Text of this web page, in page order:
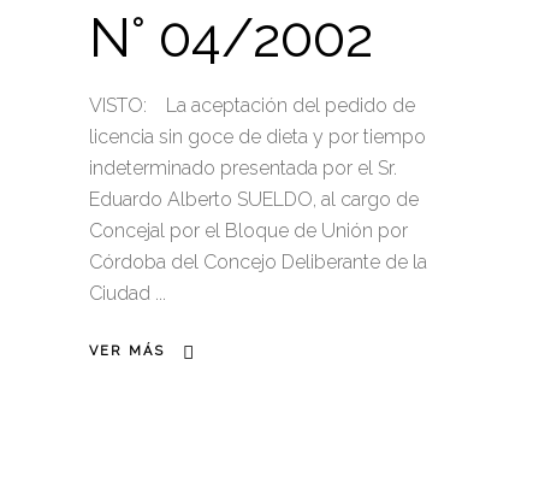
N° 04/2002
VISTO: La aceptación del pedido de
licencia sin goce de dieta y por tiempo
indeterminado presentada por el Sr.
Eduardo Alberto SUELDO, al cargo de
Concejal por el Bloque de Unión por
Córdoba del Concejo Deliberante de la
Ciudad
VER MÁS